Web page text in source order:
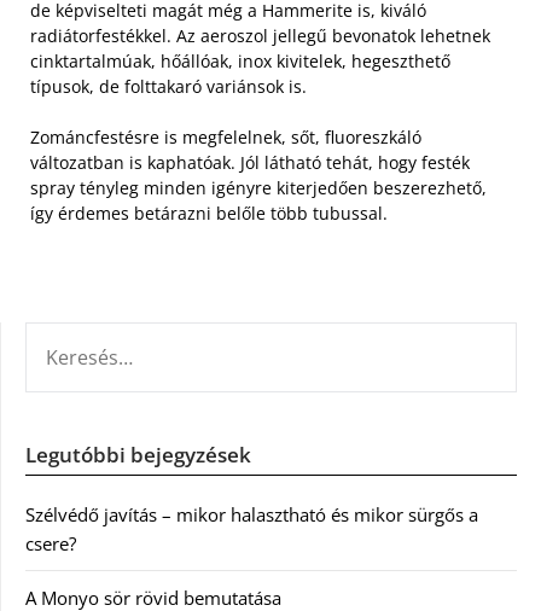
de képviselteti magát még a Hammerite is, kiváló
radiátorfestékkel. Az aeroszol jellegű bevonatok lehetnek
cinktartalmúak, hőállóak, inox kivitelek, hegeszthető
típusok, de folttakaró variánsok is.
Zománcfestésre is megfelelnek, sőt, fluoreszkáló
változatban is kaphatóak. Jól látható tehát, hogy festék
spray tényleg minden igényre kiterjedően beszerezhető,
így érdemes betárazni belőle több tubussal.
Legutóbbi bejegyzések
Szélvédő javítás – mikor halasztható és mikor sürgős a
csere?
A Monyo sör rövid bemutatása